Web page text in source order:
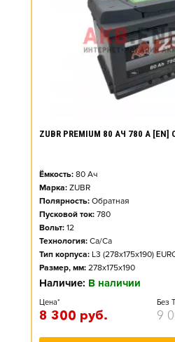
ZUBR PREMIUM 80 АЧ 780 А
Ёмкость: 80 Ач
Марка: ZUBR
Полярность: Обратная
Пусковой ток: 780
Вольт: 12
Технология: Ca/Ca
Тип корпуса: L3 (278x175x190)
Размер, мм: 278x175x190
Наличие: В наличии
Цена*
8 300 руб.
Без
9